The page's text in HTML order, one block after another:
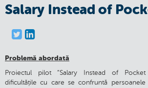
Salary Instead of
Problemă abordată
Proiectul pilot ”Salary Instead of Pocket
dificultățile cu care se confruntă